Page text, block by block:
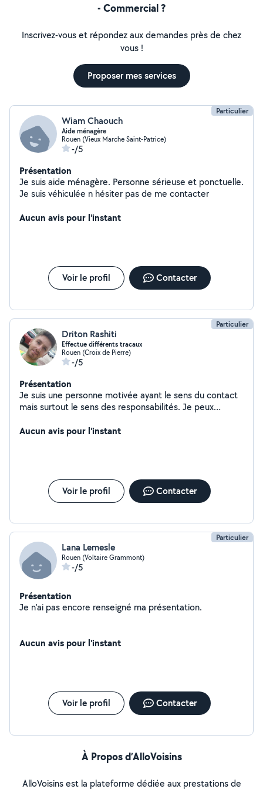
- Commercial ?
Inscrivez-vous et répondez aux demandes près de chez
vous !
Proposer mes services
Particulier
Wiam Chaouch
Aide ménagère
Rouen (Vieux Marche Saint-Patrice)
-/5
Présentation
Je suis aide ménagère. Personne sérieuse et ponctuelle.
Je suis véhiculée n hésiter pas de me contacter
Aucun avis pour l'instant
Voir le profil Contacter
Particulier
Driton Rashiti
Effectue différents tracaux
Rouen (Croix de Pierre)
-/5
Présentation
Je suis une personne motivée ayant le sens du contact
mais surtout le sens des responsabilités. Je peux
pour différentes tâches ; Le déménagement grâce mon
tâches ménagères de manière rapide et soignée. Ainsi
que du jardinage (tonte, désherbage, tailler des haies,
arbustes, entretien des allées..)
Aucun avis pour l'instant
Voir le profil Contacter
Particulier
Lana Lemesle
Rouen (Voltaire Grammont)
-/5
Présentation
Je n'ai pas encore renseigné ma présentation.
Aucun avis pour l'instant
Voir le profil Contacter
À Propos d’AlloVoisins
AlloVoisins est la plateforme dédiée aux prestations de